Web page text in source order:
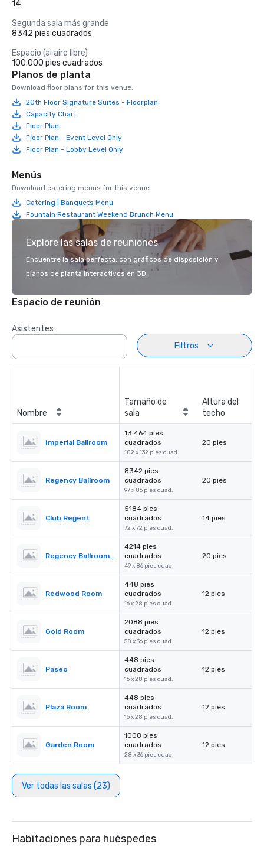
14
Segunda sala más grande
8342 pies cuadrados
Espacio (al aire libre)
100.000 pies cuadrados
Planos de planta
Download floor plans for this venue.
20th Floor Signature Suites - Floorplan
Capacity Chart
Floor Plan
Floor Plan - Event Level Only
Floor Plan - Lobby Level Only
Menús
Download catering menus for this venue.
Catering | Banquets Menu
Fountain Restaurant Weekend Brunch Menu
Explore las salas de reuniones
Encuentre la sala perfecta, con gráficos de disposición y
planos de planta interactivos en 3D.
Espacio de reunión
Asistentes
Filtros
Nombre
Tamaño de
sala
Altura del
techo
Imperial Ballroom
13.464 pies
cuadrados
102 x 132 pies cuad.
20 pies
Regency Ballroom
8342 pies
cuadrados
97 x 86 pies cuad.
20 pies
Club Regent
5184 pies
cuadrados
72 x 72 pies cuad.
14 pies
Regency Ballroom II
4214 pies
cuadrados
49 x 86 pies cuad.
20 pies
Redwood Room
448 pies
cuadrados
16 x 28 pies cuad.
12 pies
Gold Room
2088 pies
cuadrados
58 x 36 pies cuad.
12 pies
Paseo
448 pies
cuadrados
16 x 28 pies cuad.
12 pies
Plaza Room
448 pies
cuadrados
16 x 28 pies cuad.
12 pies
Garden Room
1008 pies
cuadrados
28 x 36 pies cuad.
12 pies
Ver todas las salas (23)
Habitaciones para huéspedes